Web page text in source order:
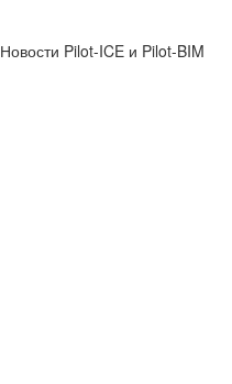
Новости Pilot-ICE и Pilot-BIM